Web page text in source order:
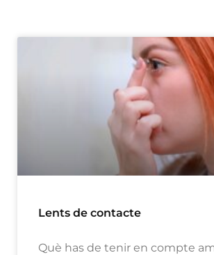
Lents de contacte
Què has de tenir en compte